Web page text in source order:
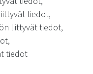
tiedot,
liittyvät tiedot,
tiedot